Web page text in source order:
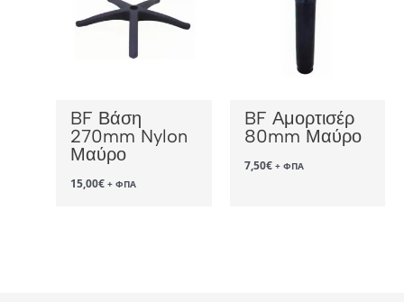
BF Βάση
270mm Nylon
Μαύρο
15,00€ + ΦΠΑ
BF Αμορτισέρ
80mm Μαύρο
7,50€ + ΦΠΑ